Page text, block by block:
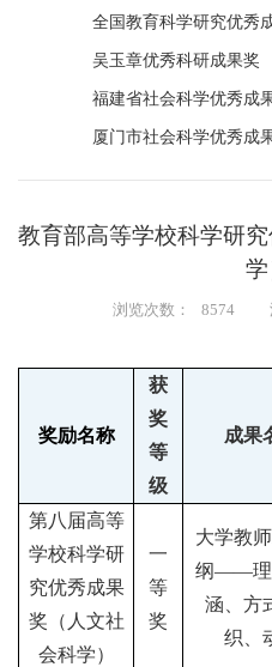
全国教育科学研究优秀
吴玉章优秀科研成果奖
福建省社会科学优秀成
厦门市社会科学优秀成
教育部高等学校科学研
学
浏览次数： 8574
奖励名称
获
奖
等
级
成果
第八届高等
学校科学研
究优秀成果
奖（人文社
会科学）
一
等
奖
大学教
纲——理
涵、方
织、